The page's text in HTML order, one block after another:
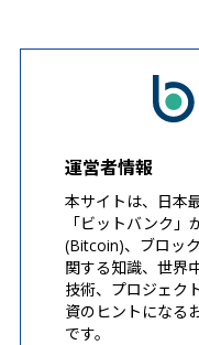
運営者情報
本サイトは、日本
「ビットバンク
(Bitcoin)、ブロッ
関する知識、世界
技術、プロジェク
資のヒントになる
です。